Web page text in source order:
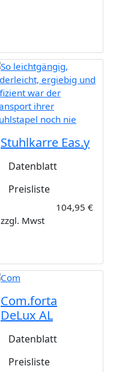
Stuhlkarre Eas.y
Datenblatt
Preisliste
104,95 €
zzgl. Mwst
Com.forta
DeLux AL
Datenblatt
Preisliste